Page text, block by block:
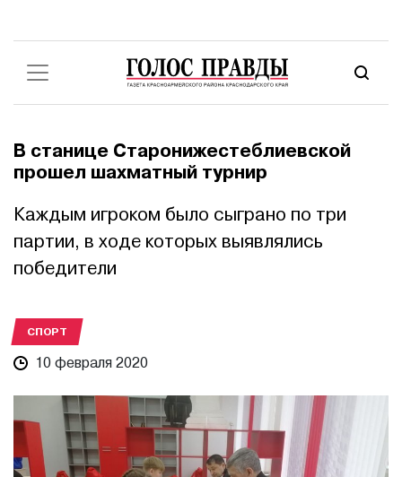
В станице Старонижестеблиевской
прошел шахматный турнир
Каждым игроком было сыграно по три
партии, в ходе которых выявлялись
победители
СПОРТ
10 февраля 2020